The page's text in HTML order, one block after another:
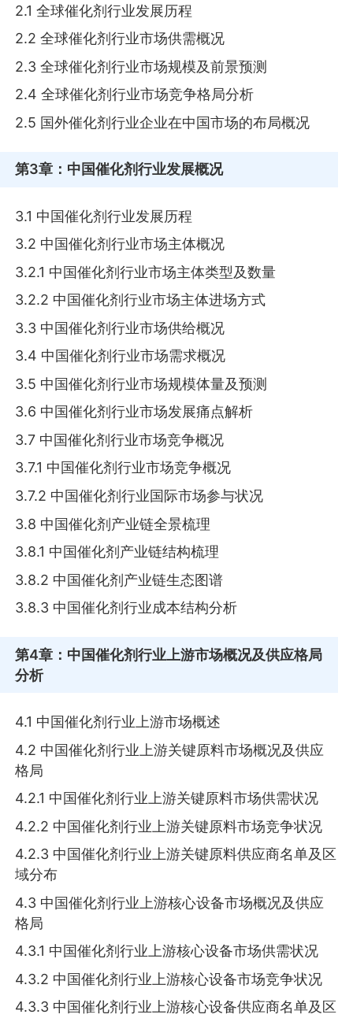
2.1 全球催化剂行业发展历程
2.2 全球催化剂行业市场供需概况
2.3 全球催化剂行业市场规模及前景预测
2.4 全球催化剂行业市场竞争格局分析
2.5 国外催化剂行业企业在中国市场的布局概况
第3章 ：中国催化剂行业发展概况
3.1 中国催化剂行业发展历程
3.2 中国催化剂行业市场主体概况
3.2.1 中国催化剂行业市场主体类型及数量
3.2.2 中国催化剂行业市场主体进场方式
3.3 中国催化剂行业市场供给概况
3.4 中国催化剂行业市场需求概况
3.5 中国催化剂行业市场规模体量及预测
3.6 中国催化剂行业市场发展痛点解析
3.7 中国催化剂行业市场竞争概况
3.7.1 中国催化剂行业市场竞争概况
3.7.2 中国催化剂行业国际市场参与状况
3.8 中国催化剂产业链全景梳理
3.8.1 中国催化剂产业链结构梳理
3.8.2 中国催化剂产业链生态图谱
3.8.3 中国催化剂行业成本结构分析
第4章 ：中国催化剂行业上游市场概况及供应格局
分析
4.1 中国催化剂行业上游市场概述
4.2 中国催化剂行业上游关键原料市场概况及供应
格局
4.2.1 中国催化剂行业上游关键原料市场供需状况
4.2.2 中国催化剂行业上游关键原料市场竞争状况
4.2.3 中国催化剂行业上游关键原料供应商名单及区
域分布
4.3 中国催化剂行业上游核心设备市场概况及供应
格局
4.3.1 中国催化剂行业上游核心设备市场供需状况
4.3.2 中国催化剂行业上游核心设备市场竞争状况
4.3.3 中国催化剂行业上游核心设备供应商名单及区